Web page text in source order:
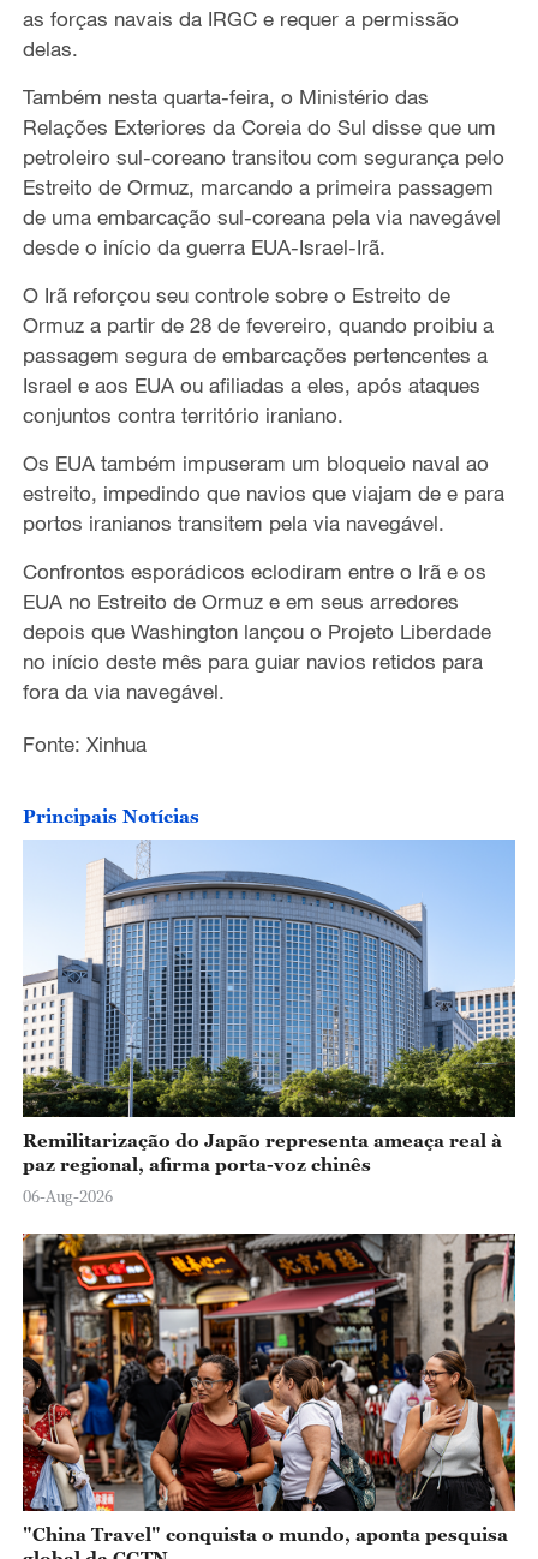
as forças navais da IRGC e requer a permissão
delas.
Também nesta quarta-feira, o Ministério das
Relações Exteriores da Coreia do Sul disse que um
petroleiro sul-coreano transitou com segurança pelo
Estreito de Ormuz, marcando a primeira passagem
de uma embarcação sul-coreana pela via navegável
desde o início da guerra EUA-Israel-Irã.
O Irã reforçou seu controle sobre o Estreito de
Ormuz a partir de 28 de fevereiro, quando proibiu a
passagem segura de embarcações pertencentes a
Israel e aos EUA ou afiliadas a eles, após ataques
conjuntos contra território iraniano.
Os EUA também impuseram um bloqueio naval ao
estreito, impedindo que navios que viajam de e para
portos iranianos transitem pela via navegável.
Confrontos esporádicos eclodiram entre o Irã e os
EUA no Estreito de Ormuz e em seus arredores
depois que Washington lançou o Projeto Liberdade
no início deste mês para guiar navios retidos para
fora da via navegável.
Fonte: Xinhua
Principais Notícias
Remilitarização do Japão representa ameaça real à
paz regional, afirma porta-voz chinês
06-Aug-2026
"China Travel" conquista o mundo, aponta pesquisa